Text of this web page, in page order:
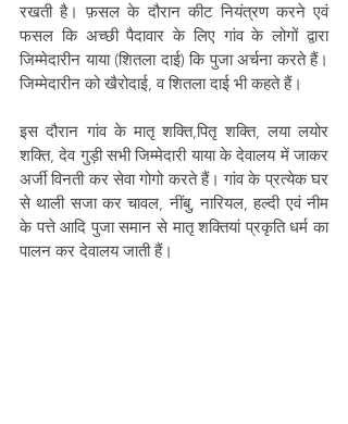
रखती है। फ़सल के दौरान कीट नियंत्रण करने एवं
फसल कि अच्छी पैदावार के लिए गांव के लोगों द्वारा
जिम्मेदारीन याया (शितला दाई) कि पुजा अर्चना करते हैं।
जिम्मेदारीन को खैरोदाई, व शितला दाई भी कहते हैं।
इस दौरान गांव के मातृ शक्ति,पितृ शक्ति, लया लयोर
शक्ति, देव गुड़ी सभी जिम्मेदारी याया के देवालय में जाकर
अर्जी विनती कर सेवा गोगो करते हैं। गांव के प्रत्येक घर
से थाली सजा कर चावल, नींबु, नारियल, हल्दी एवं नीम
के पत्ते आदि पुजा समान से मातृ शक्तियां प्रकृति धर्म का
पालन कर देवालय जाती हैं।